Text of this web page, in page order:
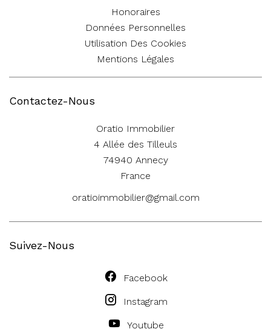
Honoraires
Données Personnelles
Utilisation Des Cookies
Mentions Légales
Contactez-Nous
Oratio Immobilier
4 Allée des Tilleuls
74940 Annecy
France
oratioimmobilier@gmail.com
Suivez-Nous
Facebook
Instagram
Youtube